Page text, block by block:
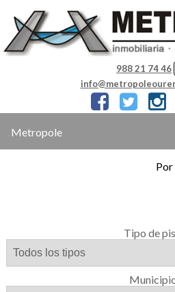
988 21 74 46
Metropole
Tipo de